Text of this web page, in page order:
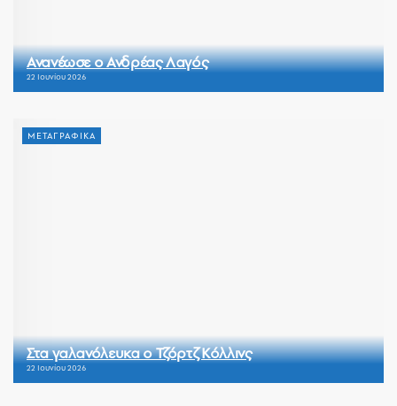
Ανανέωσε ο Ανδρέας Λαγός
22 Ιουνίου 2026
ΜΕΤΑΓΡΑΦΙΚΑ
Στα γαλανόλευκα ο Τζόρτζ Κόλλινς
22 Ιουνίου 2026